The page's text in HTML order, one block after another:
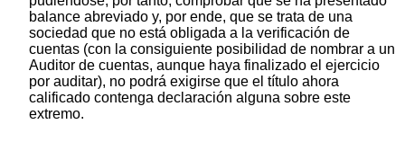
balance abreviado y, por ende, que se trata de una
sociedad que no está obligada a la verificación de
cuentas (con la consiguiente posibilidad de nombrar a un
Auditor de cuentas, aunque haya finalizado el ejercicio
por auditar), no podrá exigirse que el título ahora
calificado contenga declaración alguna sobre este
extremo.